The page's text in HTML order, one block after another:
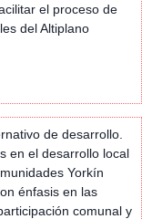
el proceso de
del Altiplano
de desarrollo.
en el desarrollo local
Yorkín
énfasis en las
comunal y